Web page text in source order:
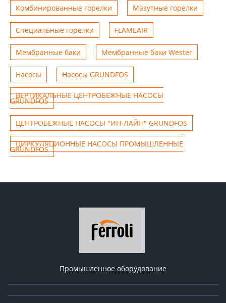
Комбинированные горелки Мазутные горелки
Специальные горелки FLAMEAIR
Мембранные баки Мембранные баки Wester
Насосы Насосы GRUNDFOS
ВЕРТИКАЛЬНЫЕ ЦЕНТРОБЕЖНЫЕ НАСОСЫ
GRUNDFOS
ЦЕНТРОБЕЖНЫЕ НАСОСЫ "ИН-ЛАЙН" GRUNDFOS
ЦИРКУЛЯЦИОННЫЕ НАСОСЫ ПРОМЫШЛЕННЫЕ
GRUNDFOS
Промышленное оборудование